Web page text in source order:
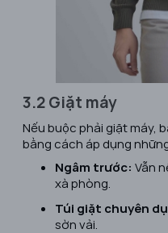
3.2 Giặt máy
Nếu buộc phải giặt máy,
bằng cách áp dụng
Ngâm trước: Vẫn
xà phòng.
Túi giặt chuyên
sờn vải.